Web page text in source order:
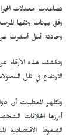
وحادثة قتل أسفرت عن 222 ضحية، بينهم 178 رجلاً و30 امرأة
وتكشف هذه الأرقام
الارتفاع في ظل
وتُظهر المعطيات أن
أبرزها الخلافات
الضغوط الاقتصادية